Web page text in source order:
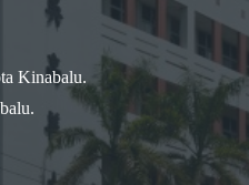
Kinabalu.